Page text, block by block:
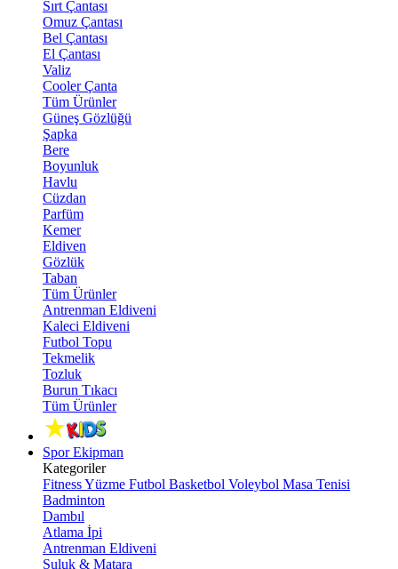
Sırt Çantası
Omuz Çantası
Bel Çantası
El Çantası
Valiz
Cooler Çanta
Tüm Ürünler
Güneş Gözlüğü
Şapka
Bere
Boyunluk
Havlu
Cüzdan
Parfüm
Kemer
Eldiven
Gözlük
Taban
Tüm Ürünler
Antrenman Eldiveni
Kaleci Eldiveni
Futbol Topu
Tekmelik
Tozluk
Burun Tıkacı
Tüm Ürünler
Spor Ekipman
Kategoriler
FitnessYüzme Futbol Basketbol Voleybol Masa Tenisi
Badminton
Dambıl
Atlama İpi
Antrenman Eldiveni
Suluk & Matara